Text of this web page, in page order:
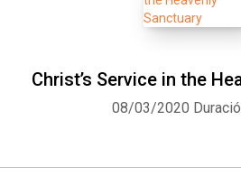
Christ’s Service in the
08/03/2020